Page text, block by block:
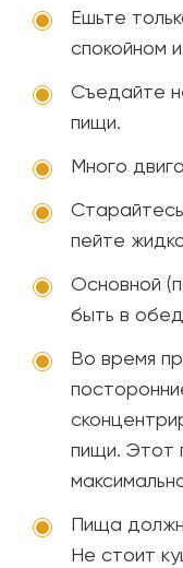
Ешьте
спокойном
Съедайте
пищи.
Много
пейте
Основной
быть в
Во время
пищи. Этот
Пища
Не стоит